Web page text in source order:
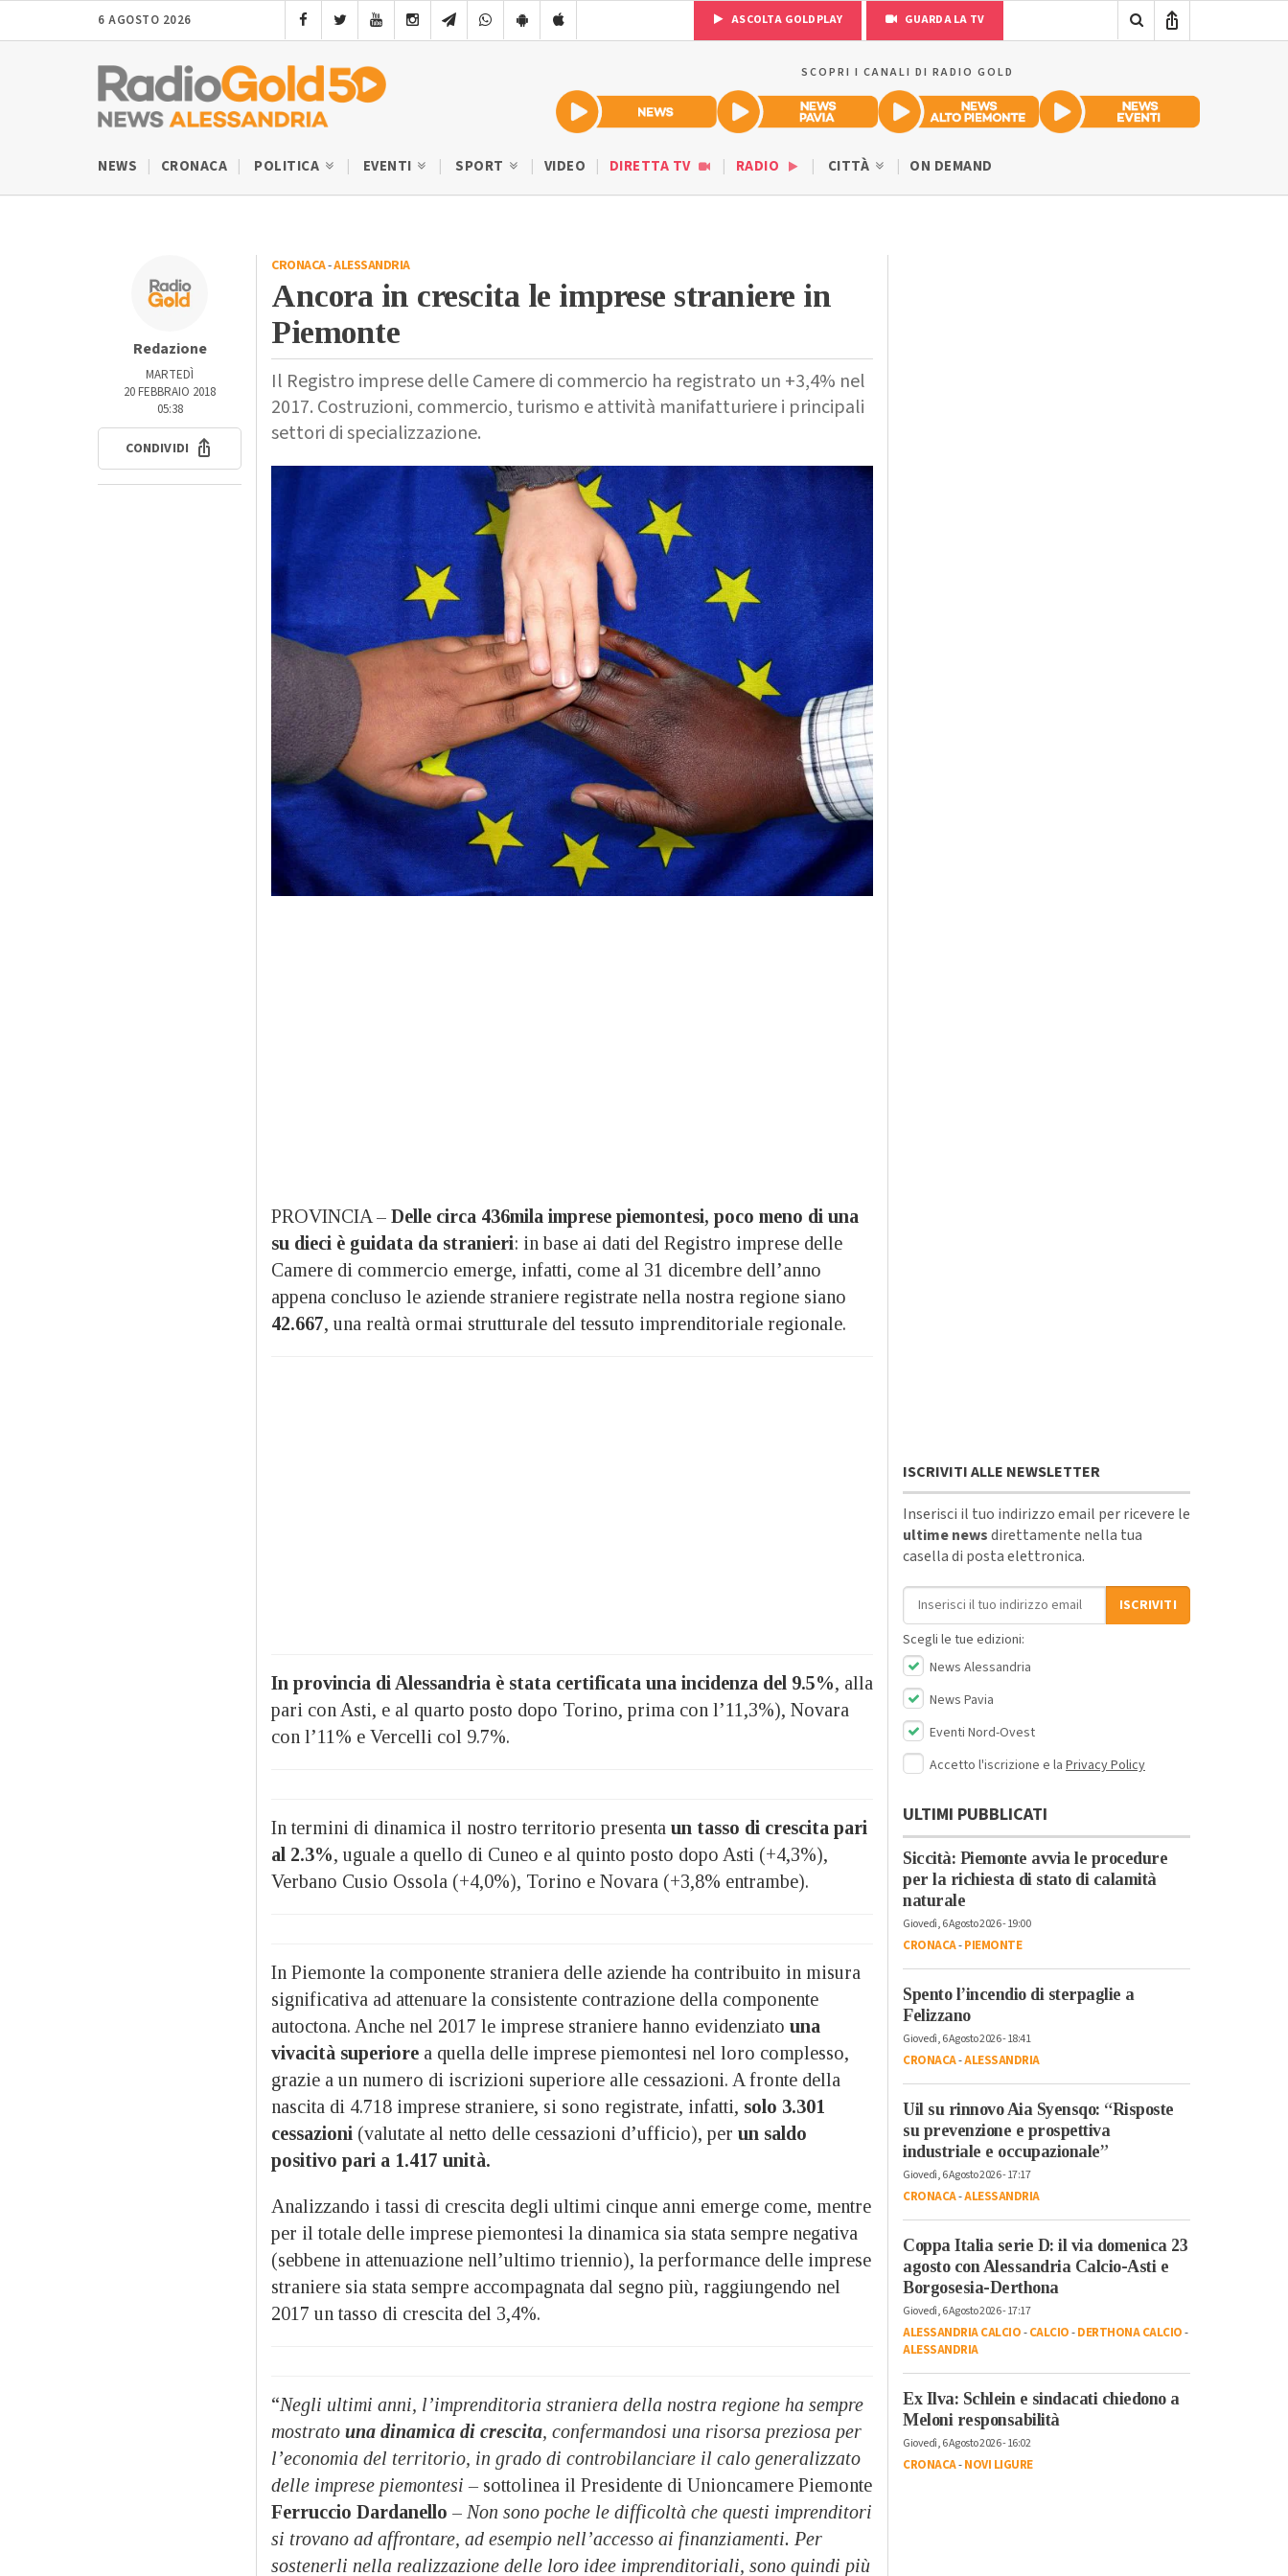
6 AGOSTO 2026 ASCOLTA GOLDPLAY GUARDA LA TV
SCOPRI I CANALI DI RADIO GOLD
NEWS CRONACA POLITICA EVENTI SPORT VIDEO DIRETTA TV RADIO CITTÀ ON DEMAND
Redazione
MARTEDÌ
20 FEBBRAIO 2018
05:38
CONDIVIDI
CRONACA-ALESSANDRIA
Ancora in crescita le imprese straniere in
Piemonte
Il Registro imprese delle Camere di commercio ha registrato un +3,4% nel
2017. Costruzioni, commercio, turismo e attività manifatturiere i principali
settori di specializzazione.
PROVINCIA – Delle circa 436mila imprese piemontesi, poco meno di una
su dieci è guidata da stranieri: in base ai dati del Registro imprese delle
Camere di commercio emerge, infatti, come al 31 dicembre dell’anno
appena concluso le aziende straniere registrate nella nostra regione siano
42.667, una realtà ormai strutturale del tessuto imprenditoriale regionale.
In provincia di Alessandria è stata certificata una incidenza del 9.5%, alla
pari con Asti, e al quarto posto dopo Torino, prima con l’11,3%), Novara
con l’11% e Vercelli col 9.7%.
In termini di dinamica il nostro territorio presenta un tasso di crescita pari
al 2.3%, uguale a quello di Cuneo e al quinto posto dopo Asti (+4,3%),
Verbano Cusio Ossola (+4,0%), Torino e Novara (+3,8% entrambe).
In Piemonte la componente straniera delle aziende ha contribuito in misura
significativa ad attenuare la consistente contrazione della componente
autoctona. Anche nel 2017 le imprese straniere hanno evidenziato una
vivacità superiore a quella delle imprese piemontesi nel loro complesso,
grazie a un numero di iscrizioni superiore alle cessazioni. A fronte della
nascita di 4.718 imprese straniere, si sono registrate, infatti, solo 3.301
cessazioni (valutate al netto delle cessazioni d’ufficio), per un saldo
positivo pari a 1.417 unità.
Analizzando i tassi di crescita degli ultimi cinque anni emerge come, mentre
per il totale delle imprese piemontesi la dinamica sia stata sempre negativa
(sebbene in attenuazione nell’ultimo triennio), la performance delle imprese
straniere sia stata sempre accompagnata dal segno più, raggiungendo nel
2017 un tasso di crescita del 3,4%.
“Negli ultimi anni, l’imprenditoria straniera della nostra regione ha sempre
mostrato una dinamica di crescita, confermandosi una risorsa preziosa per
l’economia del territorio, in grado di controbilanciare il calo generalizzato
delle imprese piemontesi – sottolinea il Presidente di Unioncamere Piemonte
Ferruccio Dardanello – Non sono poche le difficoltà che questi imprenditori
si trovano ad affrontare, ad esempio nell’accesso ai finanziamenti. Per
sostenerli nella realizzazione delle loro idee imprenditoriali, sono quindi più
ISCRIVITI ALLE NEWSLETTER
Inserisci il tuo indirizzo email per ricevere le
ultime newsdirettamente nella tua
casella di posta elettronica.
Indirizzo email
ISCRIVITI
Scegli le tue edizioni:
News Alessandria
News Pavia
Eventi Nord-Ovest
Accetto l'iscrizione e la Privacy Policy
ULTIMI PUBBLICATI
Siccità: Piemonte avvia le procedure
per la richiesta di stato di calamità
naturale
Giovedì, 6 Agosto 2026 - 19:00
CRONACA-PIEMONTE
Spento l’incendio di sterpaglie a
Felizzano
Giovedì, 6 Agosto 2026 - 18:41
CRONACA-ALESSANDRIA
Uil su rinnovo Aia Syensqo: “Risposte
su prevenzione e prospettiva
industriale e occupazionale”
Giovedì, 6 Agosto 2026 - 17:17
CRONACA-ALESSANDRIA
Coppa Italia serie D: il via domenica 23
agosto con Alessandria Calcio-Asti e
Borgosesia-Derthona
Giovedì, 6 Agosto 2026 - 17:17
ALESSANDRIA CALCIO-CALCIO-DERTHONA CALCIO-
ALESSANDRIA
Ex Ilva: Schlein e sindacati chiedono a
Meloni responsabilità
Giovedì, 6 Agosto 2026 - 16:02
CRONACA-NOVI LIGURE